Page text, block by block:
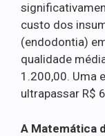
custo dos
(endodontia)
qualidade
1.200,00. Uma
ultrapassar R$
A Matemática